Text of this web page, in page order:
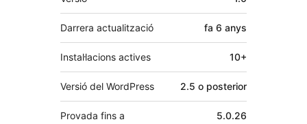
Darrera actualització fa 6 anys
Instal·lacions actives 10+
Versió del WordPress 2.5 o posterior
Provada fins a 5.0.26